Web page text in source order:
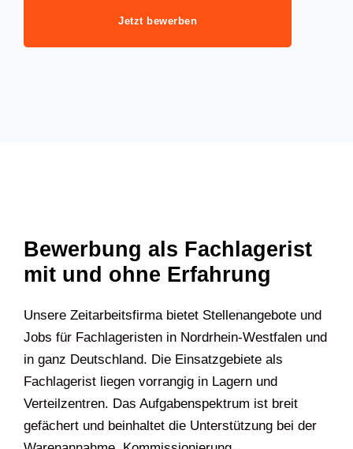
Jetzt bewerben
Bewerbung als Fachlagerist
mit und ohne Erfahrung
Unsere Zeitarbeitsfirma bietet Stellenangebote und
Jobs für Fachlageristen in Nordrhein-Westfalen und
in ganz Deutschland. Die Einsatzgebiete als
Fachlagerist liegen vorrangig in Lagern und
Verteilzentren. Das Aufgabenspektrum ist breit
gefächert und beinhaltet die Unterstützung bei der